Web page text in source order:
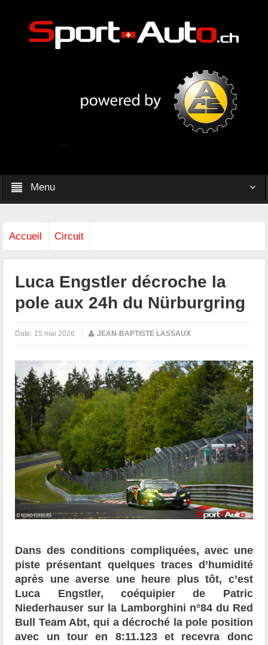
Menu
Accueil Circuit
Luca Engstler décroche la
pole aux 24h du Nürburgring
Date: 15 mai 2026 | JEAN-BAPTISTE LASSAUX
Dans des conditions compliquées, avec une
piste présentant quelques traces d’humidité
après une averse une heure plus tôt, c’est
Luca Engstler, coéquipier de Patric
Niederhauser sur la Lamborghini n°84 du Red
Bull Team Abt, qui a décroché la pole position
avec un tour en 8:11.123 et recevra donc